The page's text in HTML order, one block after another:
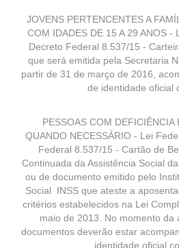
JOVENS PERTENCENTES A
COM IDADES DE 15 A 29 ANOS
Decreto Federal 8.537/15 -
que será emitida pela Secretaria
partir de 31 de março de 2016,
de identidade oficial
PESSOAS COM DEFICIÊNCIA
QUANDO NECESSÁRIO - Lei
Federal 8.537/15 - Cartão de
Continuada da Assistência Social
ou de documento emitido pelo
Social INSS que ateste a
critérios estabelecidos na Lei
maio de 2013. No momento da
documentos deverão estar
identidade oficial